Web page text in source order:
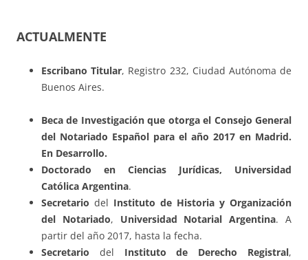
ACTUALMENTE
Escribano Titular, Registro 232, Ciudad Autónoma de
Buenos Aires.
Beca de Investigación que otorga el Consejo General
del Notariado Español para el año 2017 en Madrid.
En Desarrollo.
Doctorado en Ciencias Jurídicas,
Universidad
Católica Argentina.
Secretario del Instituto de Historia y Organización
del Notariado, Universidad Notarial Argentina. A
partir del año 2017, hasta la fecha.
Secretario del Instituto de Derecho Registral,